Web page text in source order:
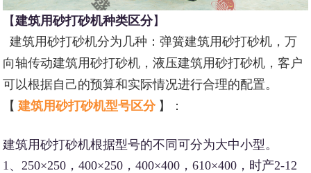
【建筑用砂打砂机种类区分】
建筑用砂打砂机分为几种：弹簧建筑用砂打砂机，万
向轴传动建筑用砂打砂机，液压建筑用砂打砂机，客户
可以根据自己的预算和实际情况进行合理的配置。
【 建筑用砂打砂机型号区分 】：
建筑用砂打砂机根据型号的不同可分为大中小型。
1、250×250，400×250，400×400，610×400，时产2-12